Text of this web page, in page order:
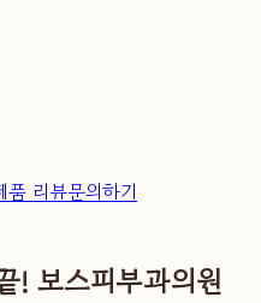
품 리뷰문의하기
! 보스피부과의원